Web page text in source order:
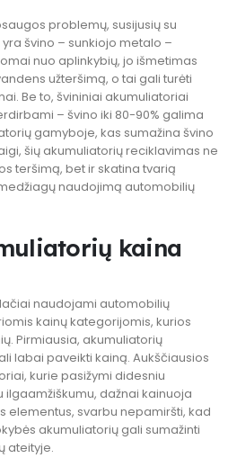
problemų, susijusių su
švino – sunkiojo metalo –
nuo aplinkybių, jo išmetimas
užteršimą, o tai gali turėti
Be to, švininiai akumuliatoriai
– švino iki 80-90% galima
gamyboje, kas sumažina švino
šių akumuliatorių reciklavimas ne
teršimą, bet ir skatina tvarią
naudojimą automobilių
kaina
naudojami automobilių
kainų kategorijomis, kurios
Pirmiausia, akumuliatorių
labai paveikti kainą. Aukščiausios
kurie pasižymi didesniu
ilgaamžiškumu, dažnai kainuoja
elementus, svarbu nepamiršti, kad
akumuliatorių gali sumažinti
ateityje.